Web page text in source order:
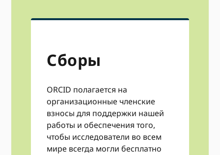
Сборы
ORCID полагается на
организационные членские
взносы для поддержки нашей
работы и обеспечения того,
чтобы исследователи во всем
мире всегда могли бесплатно